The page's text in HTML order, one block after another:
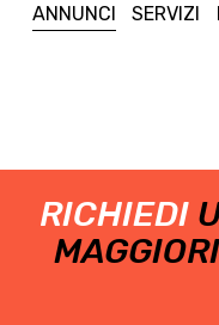
ANNUNCI SERVIZI
RICHIEDI